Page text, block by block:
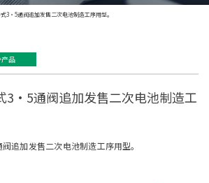
3・5通阀追加发售二次电池制造工序用型。
品
3・5通阀追加发售二次电池制造工
追加发售二次电池制造工序用型。